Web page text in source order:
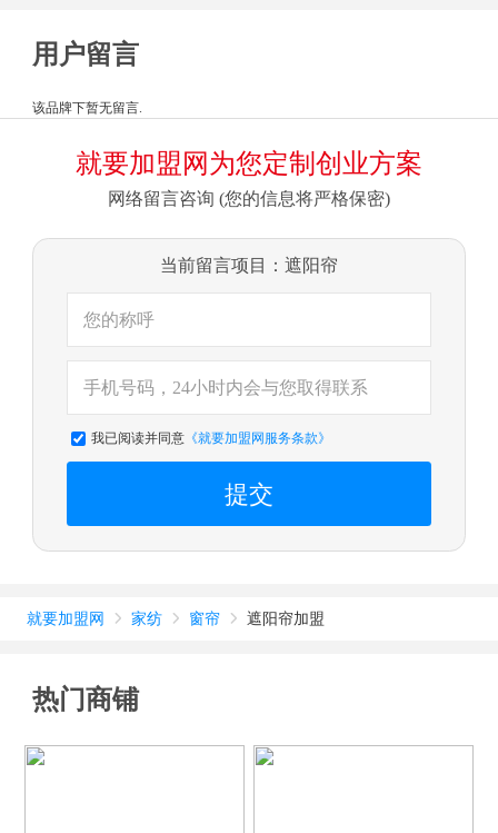
用户留言
该品牌下暂无留言.
就要加盟网为您定制创业方案
网络留言咨询 (您的信息将严格保密)
当前留言项目：遮阳帘
我已阅读并同意《就要加盟网服务条款》
提交
就要加盟网  家纺  窗帘  遮阳帘加盟
热门商铺